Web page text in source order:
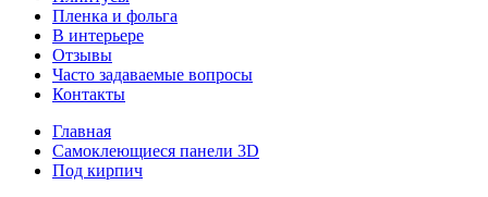
Пленка и фольга
В интерьере
Отзывы
Часто задаваемые вопросы
Контакты
Главная
Самоклеющиеся панели 3D
Под кирпич